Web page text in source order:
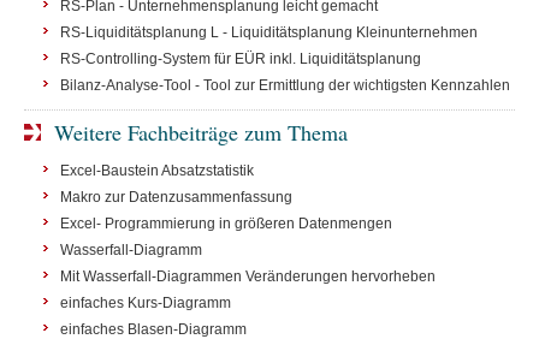
RS-Plan - Unternehmensplanung leicht gemacht
RS-Liquiditätsplanung L - Liquiditätsplanung Kleinunternehmen
RS-Controlling-System für EÜR inkl. Liquiditätsplanung
Bilanz-Analyse-Tool - Tool zur Ermittlung der wichtigsten Kennzahlen
Weitere Fachbeiträge zum Thema
Excel-Baustein Absatzstatistik
Makro zur Datenzusammenfassung
Excel- Programmierung in größeren Datenmengen
Wasserfall-Diagramm
Mit Wasserfall-Diagrammen Veränderungen hervorheben
einfaches Kurs-Diagramm
einfaches Blasen-Diagramm